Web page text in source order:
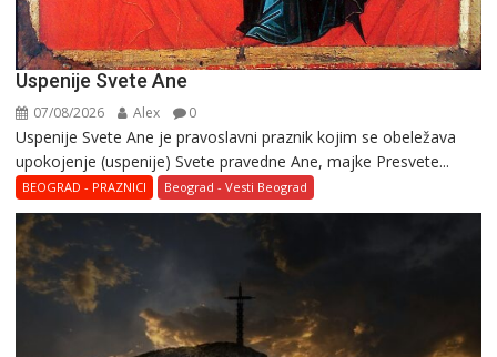
Uspenije Svete Ane
07/08/2026 Alex 0
Uspenije Svete Ane je pravoslavni praznik kojim se obeležava
upokojenje (uspenije) Svete pravedne Ane, majke Presvete...
BEOGRAD - PRAZNICI Beograd - Vesti Beograd